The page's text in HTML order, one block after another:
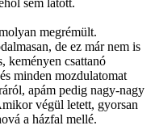
megrémült.
de ez már nem is
keményen csattanó
minden mozdulatomat
apám pedig nagy-nagy
végül letett, gyorsan
a házfal mellé.